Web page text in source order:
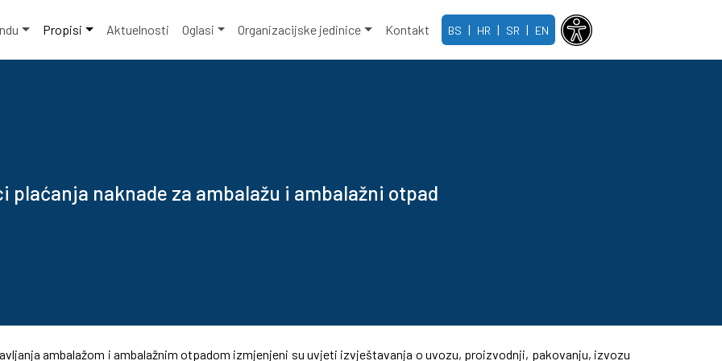
Propisi Aktuelnosti Oglasi Organizacijske jedinice Kontakt BS | HR | SR | EN
plaćanja naknade za ambalažu i ambalažni otpad
ambalažom i ambalažnim otpadom izmjenjeni su uvjeti izvještavanja o uvozu, proizvodnji, pakovanju, izvozu